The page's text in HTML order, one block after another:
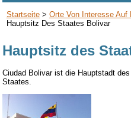
Startseite> Orte Von Interesse Auf
Hauptsitz Des Staates Bolivar
Hauptsitz des
Ciudad Bolivarist die Hauptstadt
Staates.